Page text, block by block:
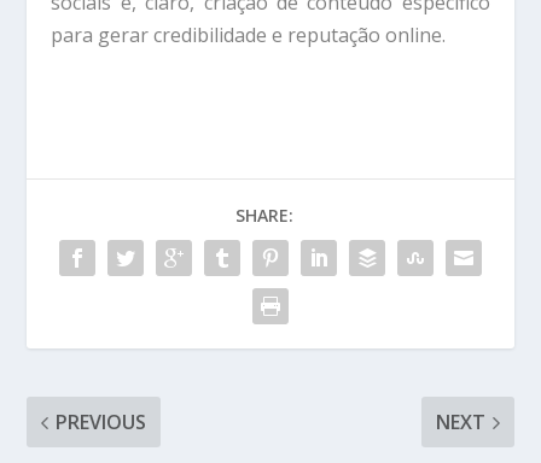
para gerar credibilidade e reputação online.
SHARE:
PREVIOUS NEXT